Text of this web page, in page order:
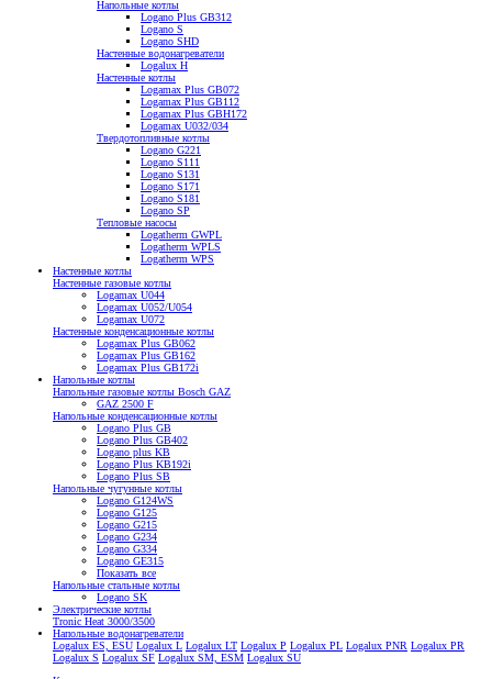
Напольные котлы
Logano Plus GB312
Logano S
Logano SHD
Настенные водонагреватели
Logalux H
Настенные котлы
Logamax Plus GB072
Logamax Plus GB112
Logamax Plus GBH172
Logamax U032/034
Твердотопливные котлы
Logano G221
Logano S111
Logano S131
Logano S171
Logano S181
Logano SP
Тепловые насосы
Logatherm GWPL
Logatherm WPLS
Logatherm WPS
Настенные котлы
Настенные газовые котлы
Logamax U044
Logamax U052/U054
Logamax U072
Настенные конденсационные котлы
Logamax Plus GB062
Logamax Plus GB162
Logamax Plus GB172i
Напольные котлы
Напольные газовые котлы Bosch GAZ
GAZ 2500 F
Напольные конденсационные котлы
Logano Plus GB
Logano Plus GB402
Logano plus KB
Logano Plus KB192i
Logano Plus SB
Напольные чугунные котлы
Logano G124WS
Logano G125
Logano G215
Logano G234
Logano G334
Logano GE315
Показать все
Напольные стальные котлы
Logano SK
Электрические котлы
Tronic Heat 3000/3500
Напольные водонагреватели
Logalux ES, ESU Logalux L Logalux LT Logalux P Logalux PL Logalux PNR Logalux PR
Logalux S Logalux SF Logalux SM, ESM Logalux SU